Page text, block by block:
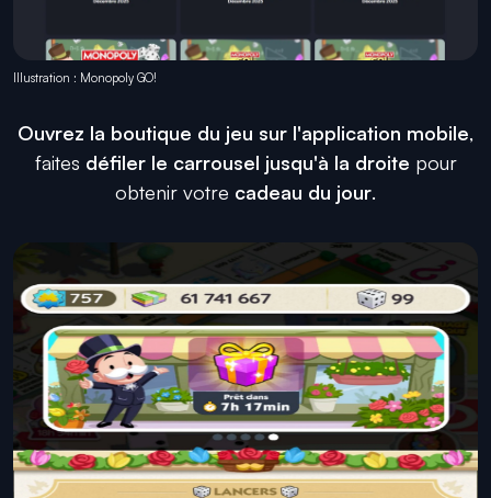
Illustration : Monopoly GO!
Ouvrez la boutique du jeu sur l'application mobile,
faites défiler le carrousel jusqu'à la droite pour
obtenir votre cadeau du jour.